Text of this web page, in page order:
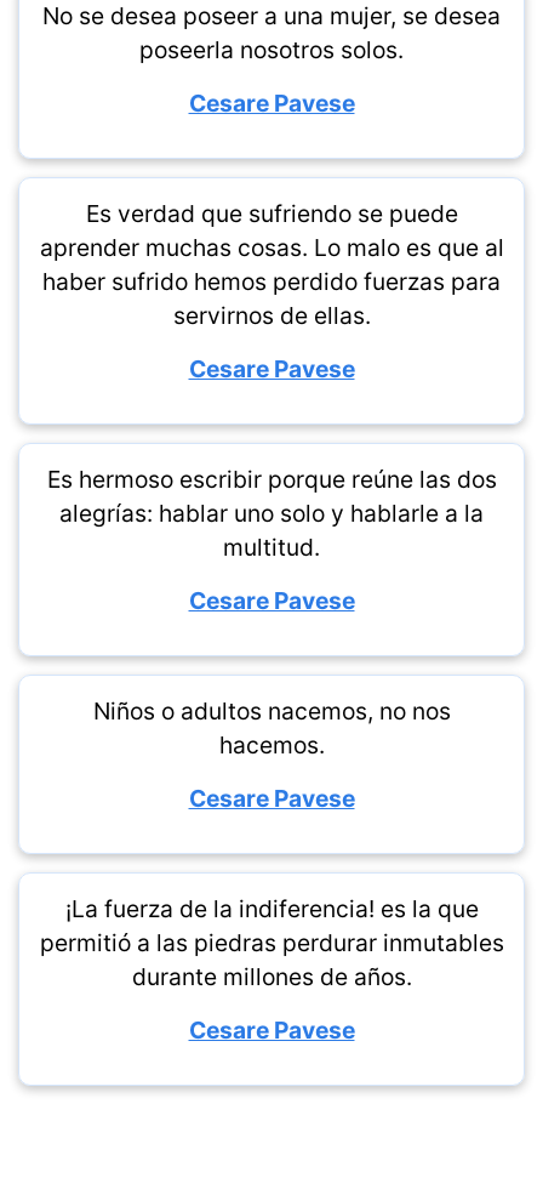
No se desea poseer a una mujer, se desea
poseerla nosotros solos.
Cesare Pavese
Es verdad que sufriendo se puede
aprender muchas cosas. Lo malo es que al
haber sufrido hemos perdido fuerzas para
servirnos de ellas.
Cesare Pavese
Es hermoso escribir porque reúne las dos
alegrías: hablar uno solo y hablarle a la
multitud.
Cesare Pavese
Niños o adultos nacemos, no nos
hacemos.
Cesare Pavese
¡La fuerza de la indiferencia! es la que
permitió a las piedras perdurar inmutables
durante millones de años.
Cesare Pavese